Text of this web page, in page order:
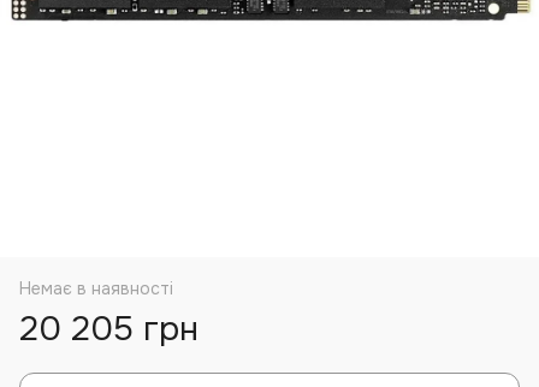
Немає в наявності
20 205 грн